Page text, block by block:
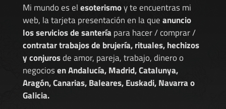
Mi mundo es elesoterismoy te encuentras mi
web, la tarjeta presentación en la queanuncio
los servicios de santería para hacer / comprar /
contratar trabajos de brujería, rituales, hechizos
y conjurosde amor, pareja, trabajo, dinero o
negociosen Andalucía, Madrid, Catalunya,
Aragón, Canarias, Baleares, Euskadi, Navarra o
Galicia.